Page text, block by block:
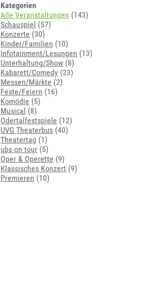
Kategorien
Alle Veranstaltungen (143)
Schauspiel (57)
Konzerte (30)
Kinder/Familien (10)
Infotainment/Lesungen (13)
Unterhaltung/Show (8)
Kabarett/Comedy (23)
Messen/Märkte (2)
Feste/Feiern (16)
Komödie (5)
Musical (8)
Odertalfestspiele (12)
UVG Theaterbus (40)
Theatertag (1)
ubs on tour (5)
Oper & Operette (9)
Klassisches Konzert (9)
Premieren (10)